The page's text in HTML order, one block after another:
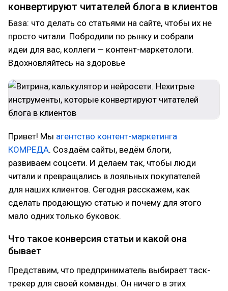
конвертируют читателей блога в клиентов
База: что делать со статьями на сайте, чтобы их не
просто читали. Побродили по рынку и собрали
идеи для вас, коллеги — контент-маркетологи.
Вдохновляйтесь на здоровье
Привет! Мы агентство контент-маркетинга
КОМРЕДА. Создаём сайты, ведём блоги,
развиваем соцсети. И делаем так, чтобы люди
читали и превращались в лояльных покупателей
для наших клиентов. Сегодня расскажем, как
сделать продающую статью и почему для этого
мало одних только буковок.
Что такое конверсия статьи и какой она
бывает
Представим, что предприниматель выбирает таск-
трекер для своей команды. Он ничего в этих